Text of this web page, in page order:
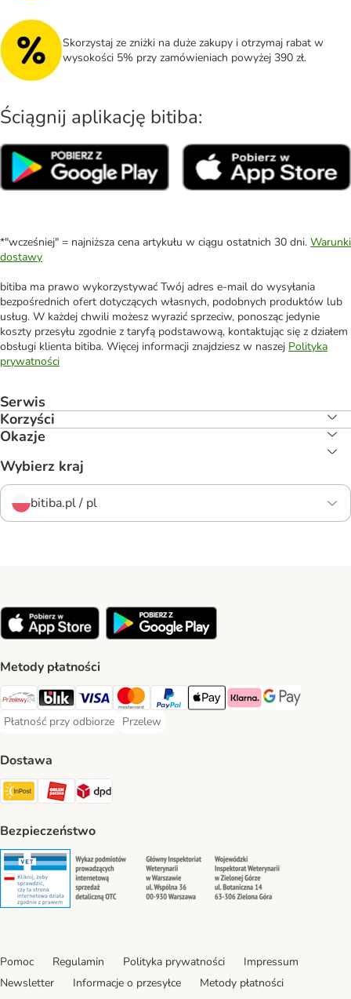
Skorzystaj ze zniżki na duże zakupy i otrzymaj rabat w
wysokości 5% przy zamówieniach powyżej 390 zł.
Ściągnij aplikację bitiba:
*"wcześniej" = najniższa cena artykułu w ciągu ostatnich 30 dni. Warunki
dostawy
bitiba ma prawo wykorzystywać Twój adres e-mail do wysyłania
bezpośrednich ofert dotyczących własnych, podobnych produktów lub
usług. W każdej chwili możesz wyrazić sprzeciw, ponosząc jedynie
koszty przesyłu zgodnie z taryfą podstawową, kontaktując się z działem
obsługi klienta bitiba. Więcej informacji znajdziesz w naszej Polityka
prywatności
Serwis
Korzyści
Okazje
Wybierz kraj
bitiba.pl / pl
Metody płatności
Przelewy24 Payment Method
Blik Payment Method
VISA Payment Method
MasterCard Payment Method
PayPal Payment Method
Apple Pay Payment Method
Klarna Payment Method
Google Pay
Płatność przy odbiorze
Płatność przy odbiorze Payment Method
Przelew
Przelew Payment Method
Dostawa
InPost Shipping Method
ORLEN Paczka. Shipping Method
DPD Shipping Method
Bezpieczeństwo
Security Security Security
Pomoc Regulamin Polityka prywatności
Impressum
Newsletter
Informacje o przesyłce
Metody płatności